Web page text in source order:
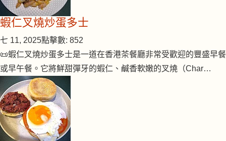
蝦仁叉燒炒蛋多士
七 11, 2025點擊數: 852
📜蝦仁叉燒炒蛋多士是一道在香港茶餐廳非常受歡迎的豐盛早餐
或早午餐。它將鮮甜彈牙的蝦仁、鹹香軟嫩的叉燒（Char…